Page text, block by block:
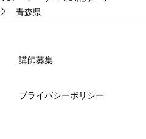
青森県
講師募集
プライバシーポリシー